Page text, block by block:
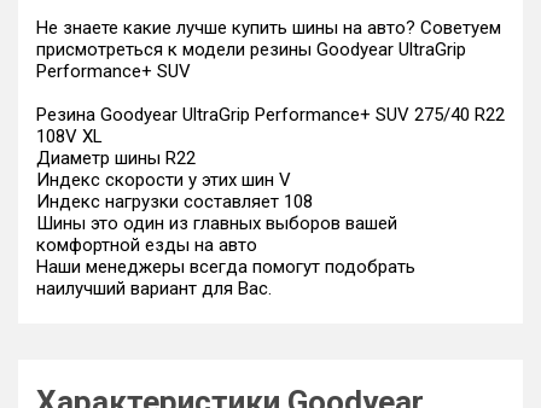
Не знаете какие лучше купить шины на авто? Советуем
присмотреться к модели резины Goodyear UltraGrip
Performance+ SUV
Резина Goodyear UltraGrip Performance+ SUV 275/40 R22
108V XL
Диаметр шины R22
Индекс скорости у этих шин V
Индекс нагрузки составляет 108
Шины это один из главных выборов вашей
комфортной езды на авто
Наши менеджеры всегда помогут подобрать
наилучший вариант для Вас.